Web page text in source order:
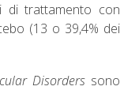
di trattamento con
(13 o 39,4% dei
Disorderssono